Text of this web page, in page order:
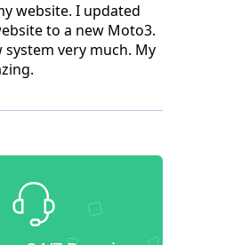
website. I updated
to a new Moto3.
very much. My